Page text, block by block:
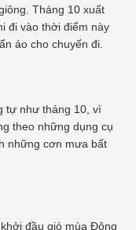
Tháng 10 xuất
đi vào thời điểm này
áo cho chuyến đi.
tự như tháng 10, vì
theo những dụng cụ
những cơn mưa bất
đầu gió mùa Đông